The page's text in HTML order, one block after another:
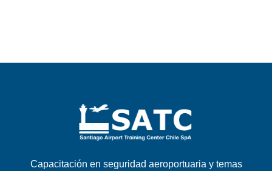
Capacitación en seguridad aeroportuaria y temas